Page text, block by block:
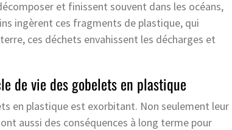
et finissent souvent dans les océans,
ingèrent ces fragments de plastique, qui
ces déchets envahissent les décharges et
de vie des gobelets en plastique
en plastique est exorbitant. Non seulement leur
aussi des conséquences à long terme pour